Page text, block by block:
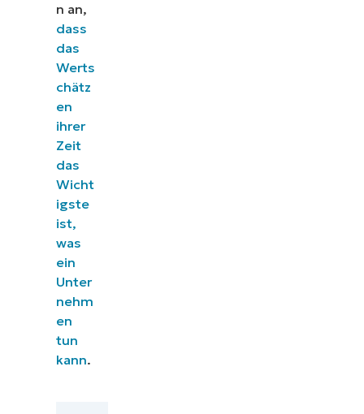
n an,
dass
das
Werts
chätz
en
ihrer
Zeit
das
Wicht
igste
ist,
was
ein
Unter
nehm
en
tun
kann.